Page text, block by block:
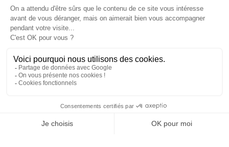
PRODUITS
NOTRE SOCIÉTÉ
VOTRE COMPTE